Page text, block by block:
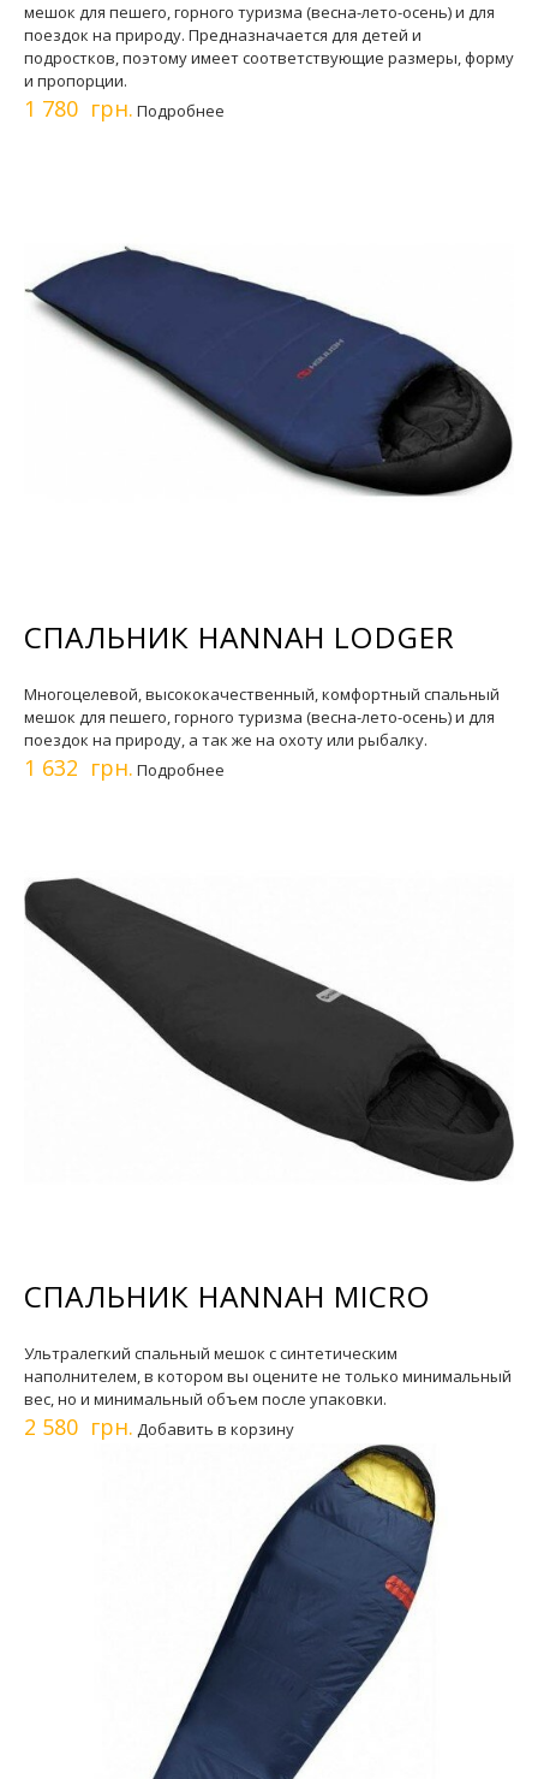
мешок для пешего, горного туризма (весна-лето-осень) и для
поездок на природу. Предназначается для детей и
подростков, поэтому имеет соответствующие размеры, форму
и пропорции.
1 780 грн. Подробнее
СПАЛЬНИК HANNAH LODGER
Многоцелевой, высококачественный, комфортный спальный
мешок для пешего, горного туризма (весна-лето-осень) и для
поездок на природу, а так же на охоту или рыбалку.
1 632 грн. Подробнее
СПАЛЬНИК HANNAH MICRO
Ультралегкий спальный мешок с синтетическим
наполнителем, в котором вы оцените не только минимальный
вес, но и минимальный объем после упаковки.
2 580 грн. Добавить в корзину